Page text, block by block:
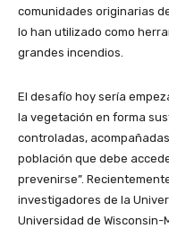
comunidades originarias
lo han utilizado como
grandes incendios.
El desafío hoy sería
la vegetación en forma
controladas,
población que debe
prevenirse”.
investigadores de la
Universidad de Wisconsin-